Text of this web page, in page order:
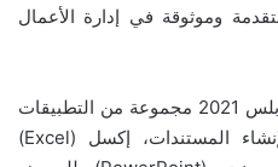
وموثوقة في إدارة الأعمال
تتضمن حزمة أوفيس بروفيشنال بلس 2021 مجموعة من التطبيقات
الأساسية مثل وورد (Word) لإنشاء المستندات، إكسل (Excel)